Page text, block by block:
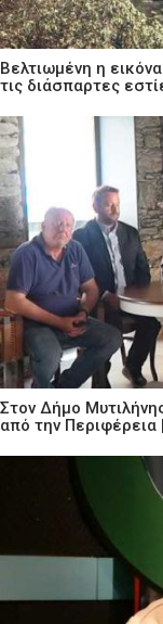
Βελτιωμένη η
τις διάσπαρτες
Στον Δήμο
από την Περιφέρεια